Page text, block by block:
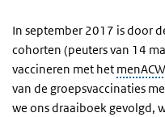
In september 2017 is door
cohorten (peuters van 14
vaccineren met het
van de groepsvaccinaties
we ons draaiboek gevolgd,